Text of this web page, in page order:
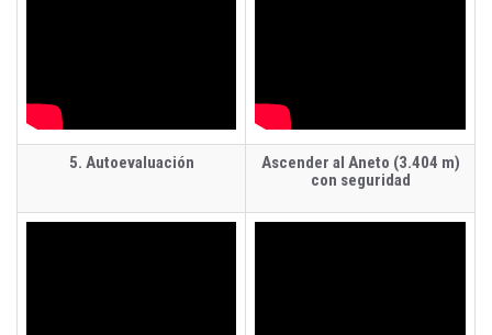
5. Autoevaluación
Ascender al Aneto (3.404 m)
con seguridad